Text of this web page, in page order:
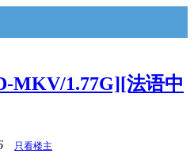
MKV/1.77G][法语中
只看楼主